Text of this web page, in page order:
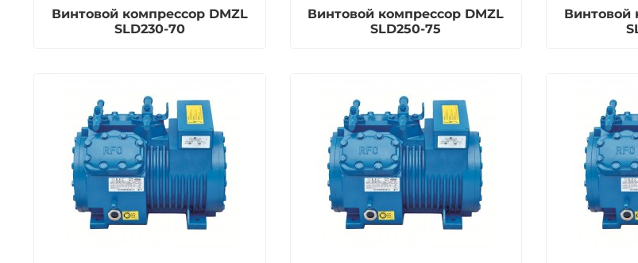
Винтовой компрессор DMZL
SLD230-70
Винтовой компрессор DMZL
SLD250-75
Винтовой